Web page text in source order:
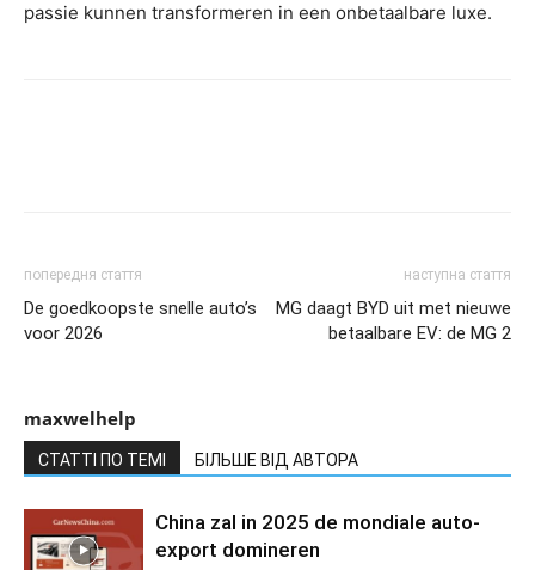
passie kunnen transformeren in een onbetaalbare luxe.
попередня стаття
De goedkoopste snelle auto’s
voor 2026
наступна стаття
MG daagt BYD uit met nieuwe
betaalbare EV: de MG 2
maxwelhelp
СТАТТІ ПО ТЕМІ БІЛЬШЕ ВІД АВТОРА
China zal in 2025 de mondiale auto-
export domineren